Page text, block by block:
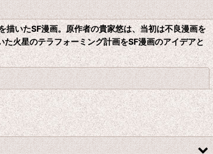
いたSF漫画。原作者の貴家悠は、当初は不良漫画を
火星のテラフォーミング計画をSF漫画のアイデアと
閉じる